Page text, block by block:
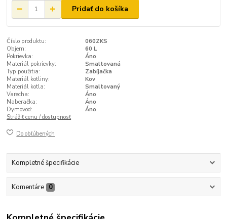
Pridať do košíka
Číslo produktu:
060ZKS
Objem:
60 L
Pokrievka:
Áno
Materiál pokrievky:
Smaltovaná
Typ použitia:
Zabíjačka
Materiál kotliny:
Kov
Materiál kotla:
Smaltovaný
Varecha:
Áno
Naberačka:
Áno
Dymovod:
Áno
Strážiť cenu / dostupnosť
Do obľúbených
Kompletné špecifikácie
Komentáre 0